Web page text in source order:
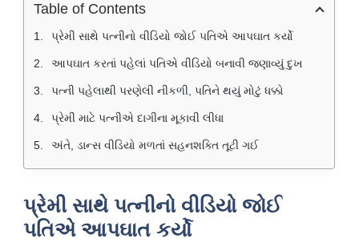
Table of Contents
પ્રેમી સાથે પત્નીનો વીડિયો જોઈ પતિએ આપઘાત કર્યો
આપઘાત કરતાં પહેલાં પતિએ વીડિયો બનાવી જણાવ્યું દુખ
પત્ની પહેલાથી પરણેલી નીકળી, પતિને થયું મોટું ધક્કો
પ્રેમી માટે પત્નીએ દાગીના મૂકાવી લીધા
અંતે, ડાન્સ વીડિયો મળતાં સહનશક્તિ તૂટી ગઈ
પ્રેમી સાથે પત્નીનો વીડિયો જોઈ
પતિએ આપઘાત કર્યો